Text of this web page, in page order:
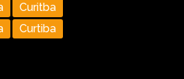
Curitba
Curtiba